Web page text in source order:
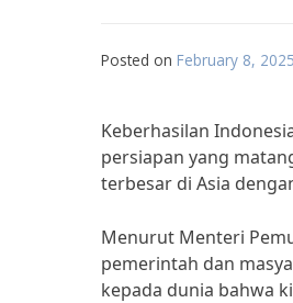
Posted on February 8, 2025
Keberhasilan
persiapan yang
terbesar di Asia
Menurut Menteri
pemerintah dan
kepada dunia bahwa